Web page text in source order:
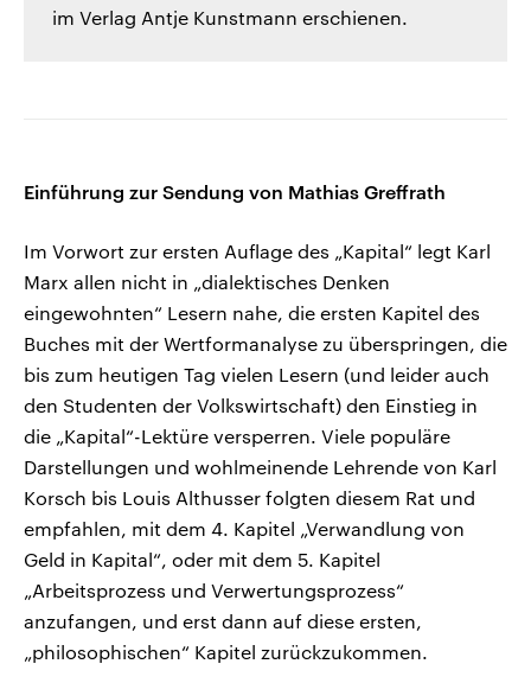
im Verlag Antje Kunstmann erschienen.
Einführung zur Sendung von Mathias Greffrath
Im Vorwort zur ersten Auflage des „Kapital“ legt Karl
Marx allen nicht in „dialektisches Denken
eingewohnten“ Lesern nahe, die ersten Kapitel des
Buches mit der Wertformanalyse zu überspringen, die
bis zum heutigen Tag vielen Lesern (und leider auch
den Studenten der Volkswirtschaft) den Einstieg in
die „Kapital“-Lektüre versperren. Viele populäre
Darstellungen und wohlmeinende Lehrende von Karl
Korsch bis Louis Althusser folgten diesem Rat und
empfahlen, mit dem 4. Kapitel „Verwandlung von
Geld in Kapital“, oder mit dem 5. Kapitel
„Arbeitsprozess und Verwertungsprozess“
anzufangen, und erst dann auf diese ersten,
„philosophischen“ Kapitel zurückzukommen.